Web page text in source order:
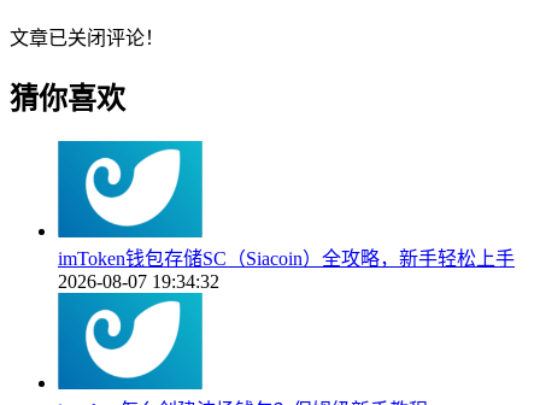
文章已关闭评论！
猜你喜欢
imToken钱包存储SC（Siacoin）全攻略，新手轻松上手
2026-08-07 19:34:32